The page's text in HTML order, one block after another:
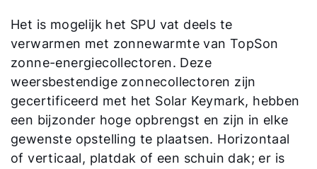
Het is mogelijk het SPU vat deels te
verwarmen met zonnewarmte van TopSon
zonne-energiecollectoren. Deze
weersbestendige zonnecollectoren zijn
gecertificeerd met het Solar Keymark, hebben
een bijzonder hoge opbrengst en zijn in elke
gewenste opstelling te plaatsen. Horizontaal
of verticaal, platdak of een schuin dak; er is